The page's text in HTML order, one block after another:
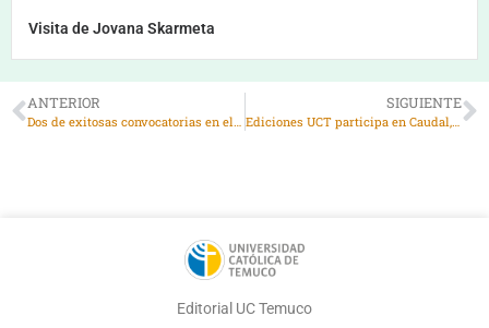
Visita de Jovana Skarmeta
ANTERIOR
Dos de exitosas convocatorias en el vigésimo aniversario
SIGUIENTE
Ediciones UCT participa en Caudal, en Valdivia
Editorial UC Temuco